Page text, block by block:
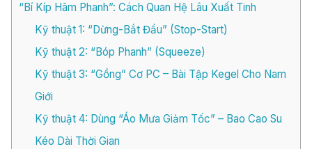
“Bí Kíp Hãm Phanh”: Cách Quan Hệ Lâu Xuất Tinh
Kỹ thuật 1: “Dừng-Bắt Đầu” (Stop-Start)
Kỹ thuật 2: “Bóp Phanh” (Squeeze)
Kỹ thuật 3: “Gồng” Cơ PC – Bài Tập Kegel Cho Nam
Giới
Kỹ thuật 4: Dùng “Áo Mưa Giảm Tốc” – Bao Cao Su
Kéo Dài Thời Gian